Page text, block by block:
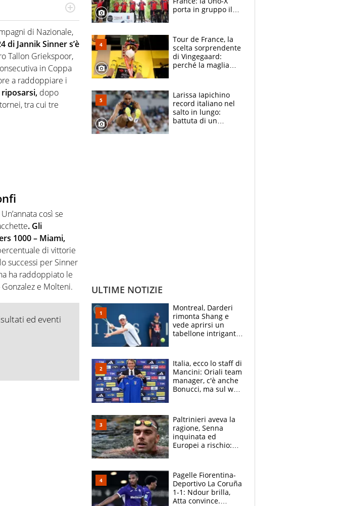
di esperti, lui ne
del mondo delle
di Nazionale,
di Jannik Sinner s’è
Tallon Griekspoor,
in Coppa
a raddoppiare i
dopo
tra cui tre
così se
. Gli
1000 – Miami,
di vittorie
successi per Sinner
ha raddoppiato le
e Molteni.
ed eventi
porta in gruppo il
compagni
Tour de France, la
scelta sorprendente
di Vingegaard:
perché la maglia
rischio da evitare
Larissa Iapichino
record italiano nel
salto in lungo:
battuta di un
ULTIME NOTIZIE
Montreal, Darderi
rimonta Shang e
vede aprirsi un
tabellone intrigante:
felice del mio livello"
Italia, ecco lo staff di
Mancini: Oriali team
manager, c'è anche
Bonucci, ma sul web
Paltrinieri aveva la
ragione, Senna
inquinata ed
Europei a rischio:
adesso
Pagelle Fiorentina-
Deportivo La Coruña
1-1: Ndour brilla,
Atta convince.